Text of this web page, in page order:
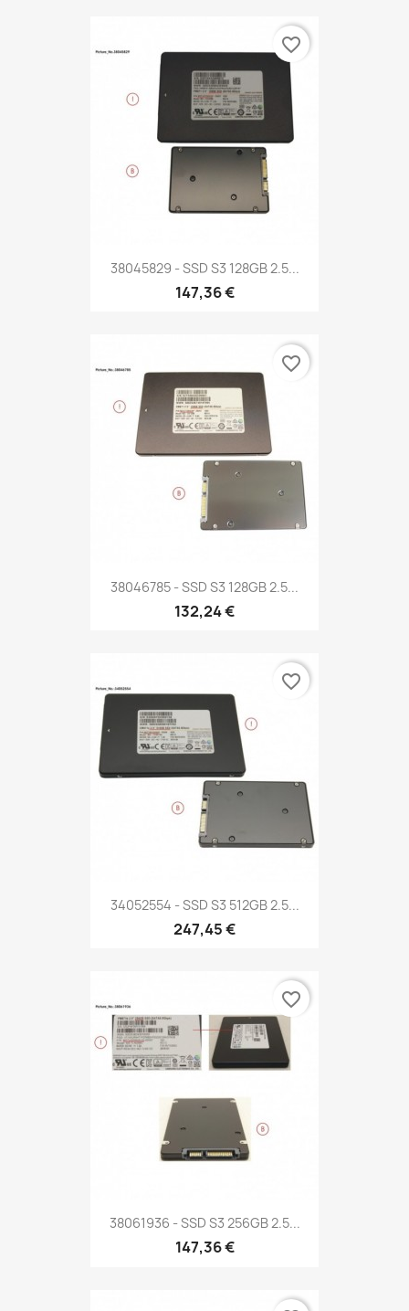
38045829 - SSD S3 128GB 2.5...
147,36 €
favorite_border
38046785 - SSD S3 128GB 2.5...
132,24 €
favorite_border
34052554 - SSD S3 512GB 2.5...
247,45 €
favorite_border
38061936 - SSD S3 256GB 2.5...
147,36 €
favorite_border